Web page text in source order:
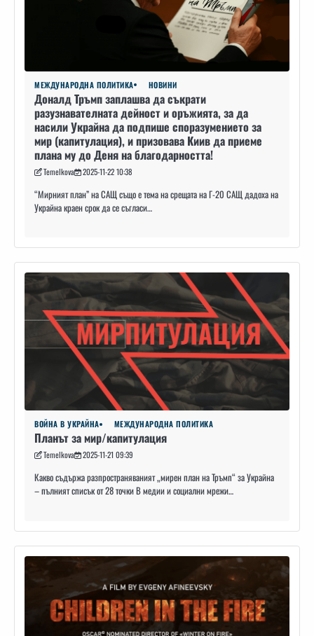
МЕЖДУНАРОДНА ПОЛИТИКА НОВИНИ
Доналд Тръмп заплашва да съкрати
разузнавателната дейност и оръжията, за да
насили Украйна да подпише споразумението за
мир (капитулация), и призовава Киив да приеме
плана му до Деня на благодарността!
Temelkova 2025-11-22 10:38
“Мирният план” на САЩ също е тема на срещата на Г-20 САЩ дадоха на
Украйна краен срок да се съгласи…
ВОЙНА В УКРАЙНА МЕЖДУНАРОДНА ПОЛИТИКА
Планът за мир/капитулация
Temelkova 2025-11-21 09:39
Какво съдържа разпространяваният „мирен план на Тръмп“ за Украйна
– пълният списък от 28 точки В медии и социални мрежи…